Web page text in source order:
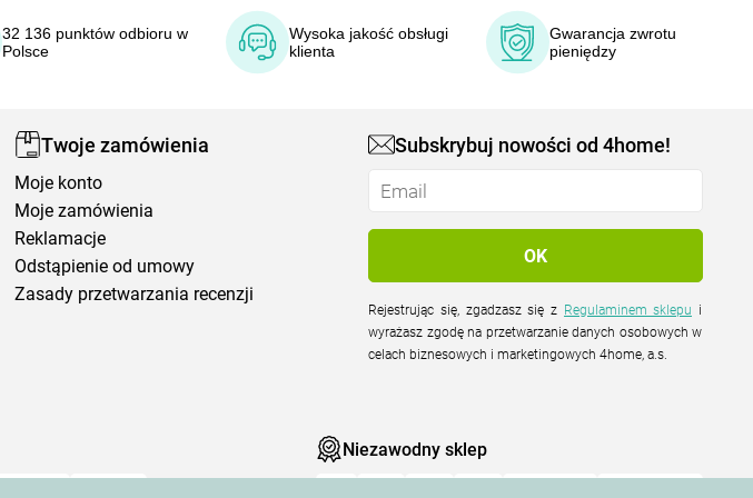
32 136 punktów odbioru w
Polsce
Wysoka jakość obsługi
klienta
Gwarancja zwrotu
pieniędzy
Twoje zamówienia
Moje konto
Moje zamówienia
Reklamacje
Odstąpienie od umowy
Zasady przetwarzania recenzji
Subskrybuj nowości od 4home!
Rejestrując się, zgadzasz się z Regulaminem sklepu
wyrażasz zgodę na przetwarzanie danych osobowych w
celach biznesowych i marketingowych 4home, a.s.
Niezawodny sklep